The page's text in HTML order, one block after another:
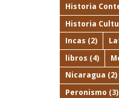
Historia
Historia
Incas (2)
libros (4)
Nicaragua (2)
Peronismo (3)